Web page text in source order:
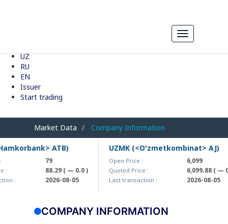
UZ
RU
EN
Issuer
Start trading
Toggle
navigation
Market Data Company Information
ATB)
79
: 88.29( — 0.0 )
: 2026-08-05
UZMK (<O'zmetkombinat> AJ)
Open Price : 6,099
Quoted Price : 6,099.88( —
Last transaction : 2026-08-05
COMPANY INFORMATION